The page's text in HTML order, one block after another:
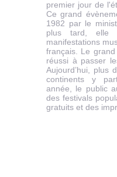
premier jour de
Ce grand
1982 par le
plus tard, elle
manifestations
français. Le
réussi à passer
Aujourd’hui, plus
continents y
année, le public
des festivals
gratuits et des